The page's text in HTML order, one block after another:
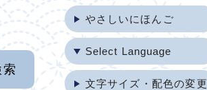
やさしいにほんご
Select Language
文字サイズ・配色の変更